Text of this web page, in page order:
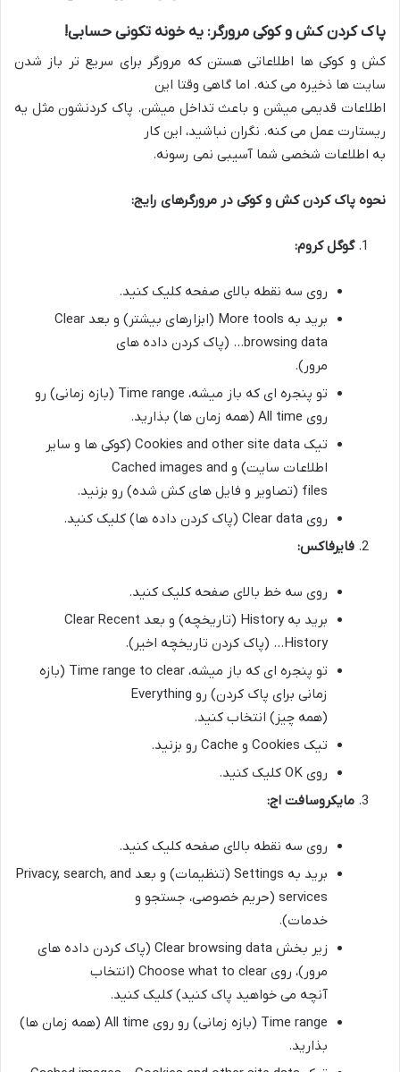
پاک کردن کش و کوکی مرورگر: یه خونه تکونی حسابی!
کش و کوکی ها اطلاعاتی هستن که مرورگر برای سریع تر باز شدن
سایت ها ذخیره می کنه. اما گاهی وقتا این
اطلاعات قدیمی میشن و باعث تداخل میشن. پاک کردنشون مثل یه
ریستارت عمل می کنه. نگران نباشید، این کار
به اطلاعات شخصی شما آسیبی نمی رسونه.
نحوه پاک کردن کش و کوکی در مرورگرهای رایج:
گوگل کروم:
روی سه نقطه بالای صفحه کلیک کنید.
برید به More tools (ابزارهای بیشتر) و بعد Clear
browsing data… (پاک کردن داده های
مرور).
تو پنجره ای که باز میشه، Time range (بازه زمانی) رو
روی All time (همه زمان ها) بذارید.
تیک Cookies and other site data (کوکی ها و سایر
اطلاعات سایت) و Cached images and
files (تصاویر و فایل های کش شده) رو بزنید.
روی Clear data (پاک کردن داده ها) کلیک کنید.
فایرفاکس:
روی سه خط بالای صفحه کلیک کنید.
برید به History (تاریخچه) و بعد Clear Recent
History… (پاک کردن تاریخچه اخیر).
تو پنجره ای که باز میشه، Time range to clear (بازه
زمانی برای پاک کردن) رو Everything
(همه چیز) انتخاب کنید.
تیک Cookies و Cache رو بزنید.
روی OK کلیک کنید.
مایکروسافت اج:
روی سه نقطه بالای صفحه کلیک کنید.
برید به Settings (تنظیمات) و بعد Privacy, search, and
services (حریم خصوصی، جستجو و
خدمات).
زیر بخش Clear browsing data (پاک کردن داده های
مرور)، روی Choose what to clear (انتخاب
آنچه می خواهید پاک کنید) کلیک کنید.
Time range (بازه زمانی) رو روی All time (همه زمان ها)
بذارید.